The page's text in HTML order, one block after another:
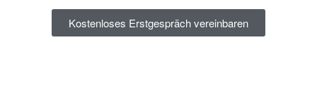
Kostenloses Erstgespräch vereinbaren